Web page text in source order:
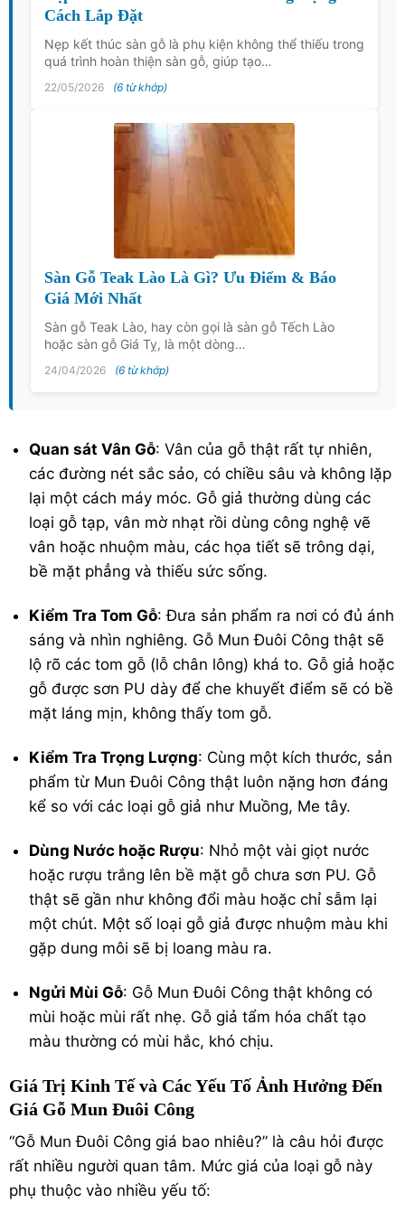
Cách Lắp Đặt
Nẹp kết thúc sàn gỗ là phụ kiện không thể thiếu trong
quá trình hoàn thiện sàn gỗ, giúp tạo…
22/05/2026 (6 từ khớp)
Sàn Gỗ Teak Lào Là Gì? Ưu Điểm & Báo
Giá Mới Nhất
Sàn gỗ Teak Lào, hay còn gọi là sàn gỗ Tếch Lào
hoặc sàn gỗ Giá Tỵ, là một dòng…
24/04/2026 (6 từ khớp)
Quan sát Vân Gỗ: Vân của gỗ thật rất tự nhiên,
các đường nét sắc sảo, có chiều sâu và không lặp
lại một cách máy móc. Gỗ giả thường dùng các
loại gỗ tạp, vân mờ nhạt rồi dùng công nghệ vẽ
vân hoặc nhuộm màu, các họa tiết sẽ trông dại,
bề mặt phẳng và thiếu sức sống.
Kiểm Tra Tom Gỗ: Đưa sản phẩm ra nơi có đủ ánh
sáng và nhìn nghiêng. Gỗ Mun Đuôi Công thật sẽ
lộ rõ các tom gỗ (lỗ chân lông) khá to. Gỗ giả hoặc
gỗ được sơn PU dày để che khuyết điểm sẽ có bề
mặt láng mịn, không thấy tom gỗ.
Kiểm Tra Trọng Lượng: Cùng một kích thước, sản
phẩm từ Mun Đuôi Công thật luôn nặng hơn đáng
kể so với các loại gỗ giả như Muồng, Me tây.
Dùng Nước hoặc Rượu: Nhỏ một vài giọt nước
hoặc rượu trắng lên bề mặt gỗ chưa sơn PU. Gỗ
thật sẽ gần như không đổi màu hoặc chỉ sẫm lại
một chút. Một số loại gỗ giả được nhuộm màu khi
gặp dung môi sẽ bị loang màu ra.
Ngửi Mùi Gỗ: Gỗ Mun Đuôi Công thật không có
mùi hoặc mùi rất nhẹ. Gỗ giả tẩm hóa chất tạo
màu thường có mùi hắc, khó chịu.
Giá Trị Kinh Tế và Các Yếu Tố Ảnh Hưởng Đến
Giá Gỗ Mun Đuôi Công
“Gỗ Mun Đuôi Công giá bao nhiêu?” là câu hỏi được
rất nhiều người quan tâm. Mức giá của loại gỗ này
phụ thuộc vào nhiều yếu tố: